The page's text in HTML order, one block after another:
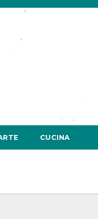
CUCINA